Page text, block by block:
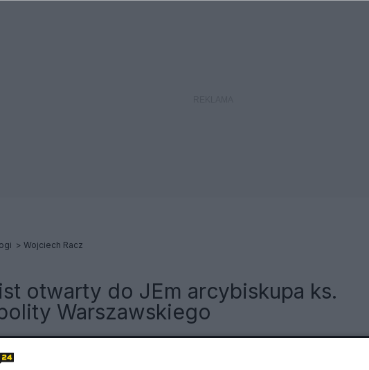
Wojciech Racz
otwarty do JEm arcybiskupa ks.
Warszawskiego